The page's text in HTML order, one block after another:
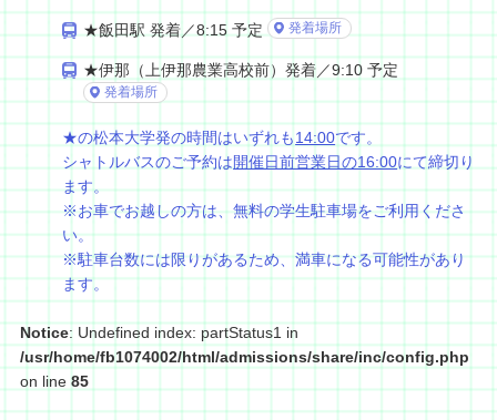
★飯田駅 発着／8:15 予定 発着場所
★伊那（上伊那農業高校前）発着／9:10 予定
発着場所
★の松本大学発の時間はいずれも14:00です。
シャトルバスのご予約は開催日前営業日の16:00にて締切り
ます。
※お車でお越しの方は、無料の学生駐車場をご利用くださ
い。
※駐車台数には限りがあるため、満車になる可能性があり
ます。
Notice: Undefined index: partStatus1 in
/usr/home/fb1074002/html/admissions/share/inc/config.php
on line 85